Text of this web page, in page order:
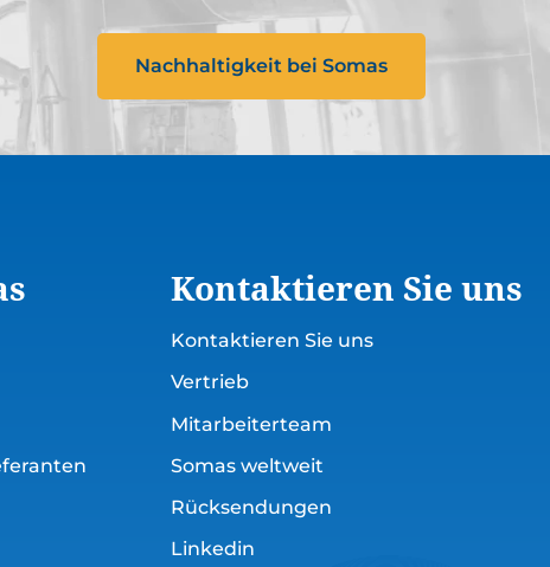
Nachhaltigkeit bei Somas
Kontaktieren Sie uns
Kontaktieren Sie uns
Vertrieb
Mitarbeiterteam
Somas weltweit
Rücksendungen
Linkedin